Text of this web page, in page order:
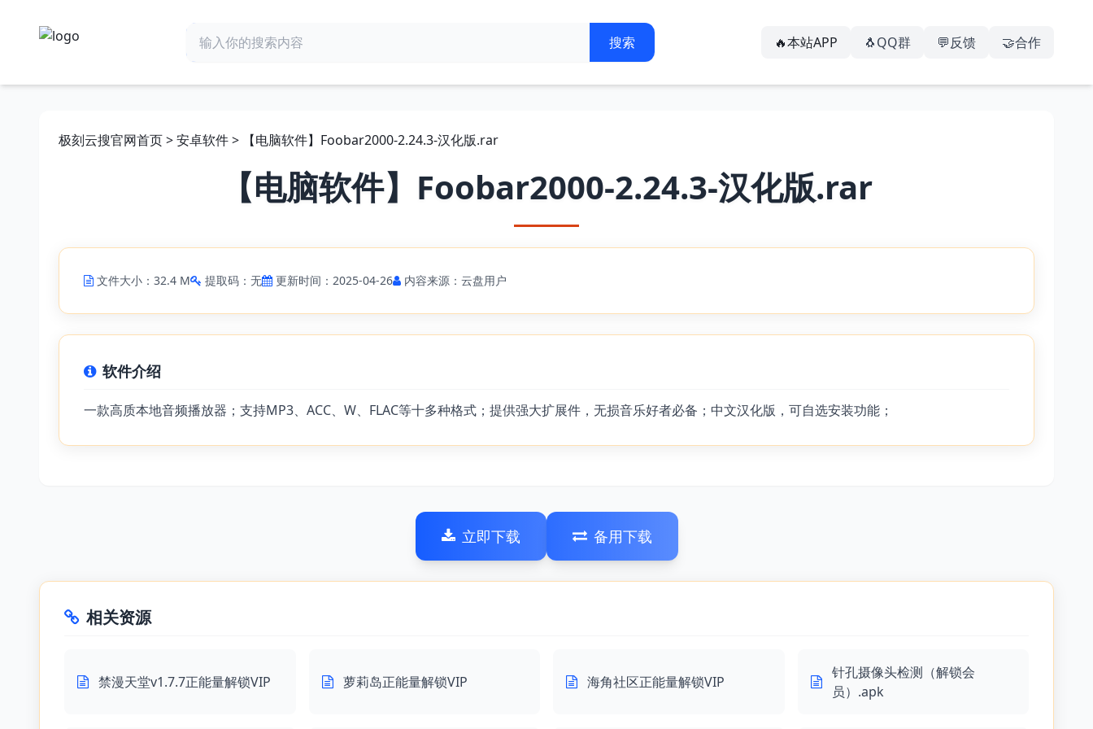
🔥本站APP 🐧QQ群 💬反馈 🤝合作
极刻云搜官网首页>安卓软件> 【电脑软件】Foobar2000-2.24.3-汉化版.rar
【电脑软件】Foobar2000-2.24.3-汉化版.rar
文件大小：32.4 M 提取码：无 更新时间：2025-04-26 内容来源：云盘用户
软件介绍
一款高质本地音频播放器；支持MP3、ACC、W、FLAC等十多种格式；提供强大扩展件，无损音乐好者必备；中文汉化版，可自选安装功能；
立即下载 备用下载
相关资源
禁漫天堂v1.7.7正能量解锁VIP 萝莉岛正能量解锁VIP 海角社区正能量解锁VIP
针孔摄像头检测（解锁会
员）.apk